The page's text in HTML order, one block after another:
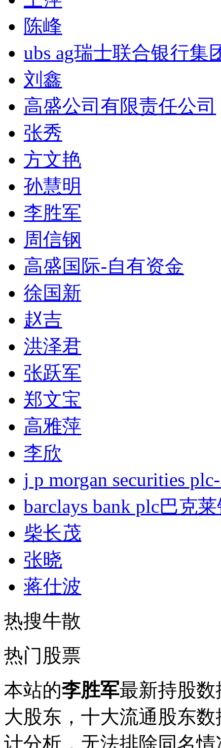
陈峰
ubs ag瑞士联合银行集
刘鑫
高盛公司有限责任公司
张秀
方文艳
孙慧明
李胜军
周信钢
高盛国际-自有资金
徐国新
赵吉
洪泽君
张跃军
郑文宝
高雅萍
李欣
j p morgan securities
barclays bank plc巴克
柴长茂
张晓
蒋仕波
热搜牛散
热门股票
本站的李胜军最新持股
大股东，十大流通股东
计分析，无法排除同名情